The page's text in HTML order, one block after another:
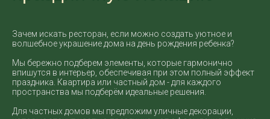
Зачем искать ресторан, если можно создать уютное и
волшебное украшение дома на день рождения ребенка?
Мы бережно подберем элементы, которые гармонично
впишутся в интерьер, обеспечивая при этом полный эффект
праздника. Квартира или частный дом - для каждого
пространства мы подберём идеальные решения.
Для частных домов мы предложим уличные декорации,